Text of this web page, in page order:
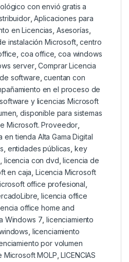
con envió gratis a
,Aplicaciones para
en Licencias Asesorías
instalación Microsoft,centro
coa office ,coa windows
server,Comprar Licencia
software ,cuentan con
en el proceso de
y licencias Microsoft
,disponible para sistemas
Microsoft. Proveedor
tienda Alta Gama Digital
entidades públicas key
licencia con dvd ,licencia de
en caja ,Licencia Microsoft
office profesional
,licencia office
office home and
Windows 7 ,licenciamiento
licenciamiento
por volumen
Microsoft MOLP ,LICENCIAS